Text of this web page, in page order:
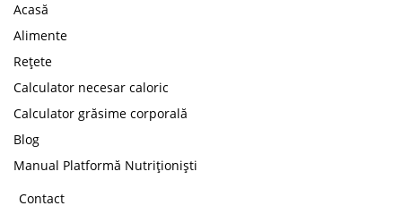
Acasă
Alimente
Rețete
Calculator necesar caloric
Calculator grăsime corporală
Blog
Manual Platformă Nutriționiști
Contact